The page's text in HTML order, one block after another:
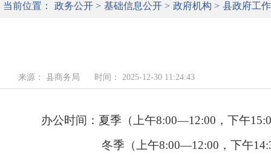
当前位置： 政务公开 > 基础信息公开 > 政府机构 > 县政府工
来源： 县商务局 时间： 2025-12-30 11:24:43
办公时间：夏季（上午8:00—12:00，下午
冬季（上午8:00—12:00，下午